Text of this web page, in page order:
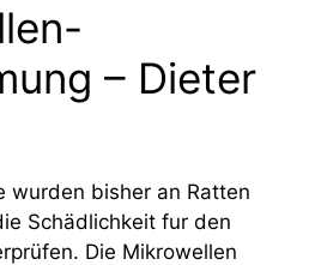
– Dieter
wurden bisher an Ratten
Schädlichkeit fur den
Die Mikrowellen